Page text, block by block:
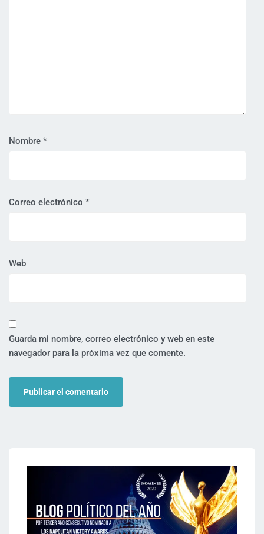
Nombre *
Correo electrónico *
Web
Guarda mi nombre, correo electrónico y web en este
navegador para la próxima vez que comente.